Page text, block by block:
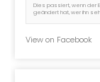
Dies passiert, wenn der
geändert hat, wer ihn
View on Facebook